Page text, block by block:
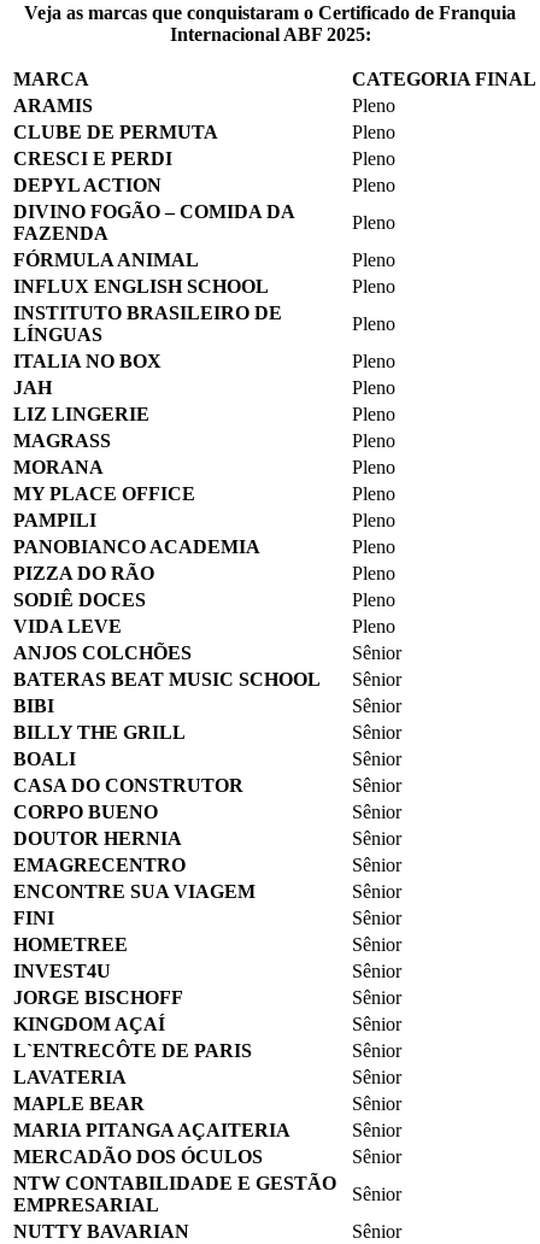
Veja as marcas que conquistaram o Certificado de Franquia
Internacional ABF 2025:
MARCA
CATEGORIA FINAL
ARAMIS
Pleno
CLUBE DE PERMUTA
Pleno
CRESCI E PERDI
Pleno
DEPYL ACTION
Pleno
DIVINO FOGÃO – COMIDA DA
FAZENDA
Pleno
FÓRMULA ANIMAL
Pleno
INFLUX ENGLISH SCHOOL
Pleno
INSTITUTO BRASILEIRO DE
LÍNGUAS
Pleno
ITALIA NO BOX
Pleno
JAH
Pleno
LIZ LINGERIE
Pleno
MAGRASS
Pleno
MORANA
Pleno
MY PLACE OFFICE
Pleno
PAMPILI
Pleno
PANOBIANCO ACADEMIA
Pleno
PIZZA DO RÃO
Pleno
SODIÊ DOCES
Pleno
VIDA LEVE
Pleno
ANJOS COLCHÕES
Sênior
BATERAS BEAT MUSIC SCHOOL
Sênior
BIBI
Sênior
BILLY THE GRILL
Sênior
BOALI
Sênior
CASA DO CONSTRUTOR
Sênior
CORPO BUENO
Sênior
DOUTOR HERNIA
Sênior
EMAGRECENTRO
Sênior
ENCONTRE SUA VIAGEM
Sênior
FINI
Sênior
HOMETREE
Sênior
INVEST4U
Sênior
JORGE BISCHOFF
Sênior
KINGDOM AÇAÍ
Sênior
L`ENTRECÔTE DE PARIS
Sênior
LAVATERIA
Sênior
MAPLE BEAR
Sênior
MARIA PITANGA AÇAITERIA
Sênior
MERCADÃO DOS ÓCULOS
Sênior
NTW CONTABILIDADE E GESTÃO
EMPRESARIAL
Sênior
NUTTY BAVARIAN
Sênior